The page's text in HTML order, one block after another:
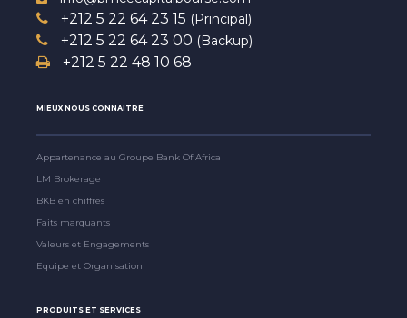
+212 5 22 64 23 15 (Principal)
+212 5 22 64 23 00 (Backup)
+212 5 22 48 10 68
MIEUX NOUS CONNAITRE
Appartenance au Groupe Bank Of Africa
LM Brokerage
BKB en chiffres
Faits marquants
Valeurs et Engagements
Equipe et Organisation
PRODUITS ET SERVICES